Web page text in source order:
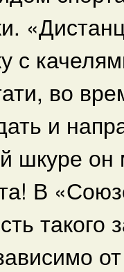
с
во
и
шкуре
В
такого